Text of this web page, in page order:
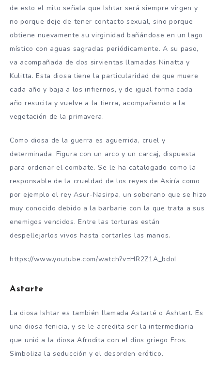
de esto el mito señala que Ishtar será siempre virgen y
no porque deje de tener contacto sexual, sino porque
obtiene nuevamente su virginidad bañándose en un lago
místico con aguas sagradas periódicamente. A su paso,
va acompañada de dos sirvientas llamadas Ninatta y
Kulitta. Esta diosa tiene la particularidad de que muere
cada año y baja a los infiernos, y de igual forma cada
año resucita y vuelve a la tierra, acompañando a la
vegetación de la primavera.
Como diosa de la guerra es aguerrida, cruel y
determinada. Figura con un arco y un carcaj, dispuesta
para ordenar el combate. Se le ha catalogado como la
responsable de la crueldad de los reyes de Asiría como
por ejemplo el rey Asur-Nasirpa, un soberano que se hizo
muy conocido debido a la barbarie con la que trata a sus
enemigos vencidos. Entre las torturas están
despellejarlos vivos hasta cortarles las manos.
https://www.youtube.com/watch?v=HR2Z1A_bdoI
Astarte
La diosa Ishtar es también llamada Astarté o Ashtart. Es
una diosa fenicia, y se le acredita ser la intermediaria
que unió a la diosa Afrodita con el dios griego Eros.
Simboliza la seducción y el desorden erótico.